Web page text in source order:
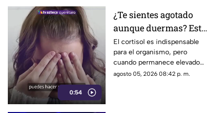
0:54
¿Te sientes agotado
aunque duermas? Estos
hábitos pueden ayudar
a regular el cortisol
El cortisol es indispensable
para el organismo, pero
cuando permanece elevado
por largos periodos puede
agosto 05, 2026 08:42 p. m.